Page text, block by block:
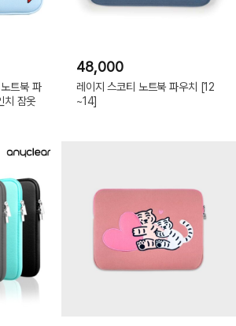
트북 파
치 잠옷
48,000
레이지 스코티 노트북 파우치 [12
~14]